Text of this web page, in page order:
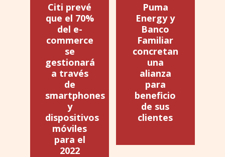
Citi prevé
que el 70%
del e-
commerce
se
gestionará
a través
de
smartphones
y
dispositivos
móviles
para el
2022
Puma
Energy y
Banco
Familiar
concretan
una
alianza
para
beneficio
de sus
clientes